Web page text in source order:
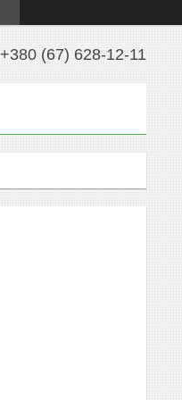
+380 (67) 628-12-11